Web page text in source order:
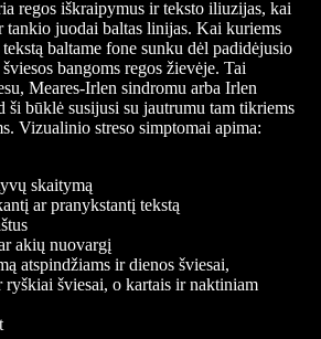
regos iškraipymus ir teksto iliuzijas, kai
juodai baltas linijas. Kai kuriems
baltame fone sunku dėl padidėjusio
bangoms regos žievėje. Tai
Meares-Irlen sindromu arba Irlen
ši būklė susijusi su jautrumu tam tikriems
Vizualinio streso simptomai apima:
skaitymą
ar pranykstantį tekstą
akių nuovargį
atspindžiams ir dienos šviesai,
ryškiai šviesai, o kartais ir naktiniam